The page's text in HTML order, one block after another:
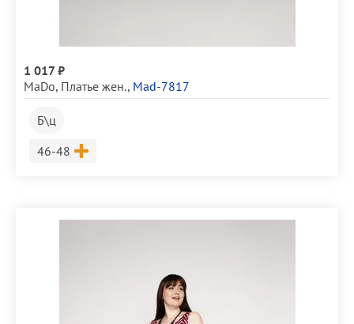
1 017 ₽
MaDo, Платье жен., Mad-7817
Б\ц
Размер
46-48